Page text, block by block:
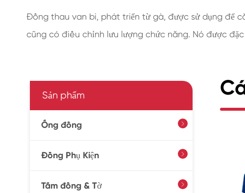
Đồng thau van bi, phát triển từ gà, được sử dụng để
cũng có điều chỉnh lưu lượng chức năng. Nó được
Sản phẩm
Ống đồng 
Đồng Phụ Kiện 
Tấm đồng & Tờ 